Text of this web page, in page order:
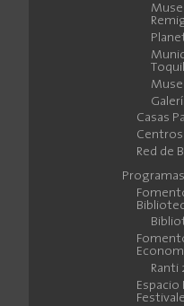
Casas
Red de
Programas
Ranti
Espacio